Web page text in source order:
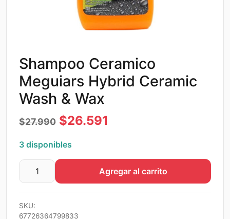
Shampoo Ceramico
Meguiars Hybrid Ceramic
Wash & Wax
$27.990 El
precio
original
$27.990.
$26.591
actual
es:
$26.591.
3 disponibles
Shampoo
Ceramico
Meguiars
Hybrid
Agregar al carrito
SKU:
67726364799833